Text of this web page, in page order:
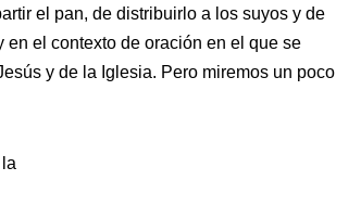
el pan, de distribuirlo a los suyos y de
el contexto de oración en el que se
y de la Iglesia. Pero miremos un poco